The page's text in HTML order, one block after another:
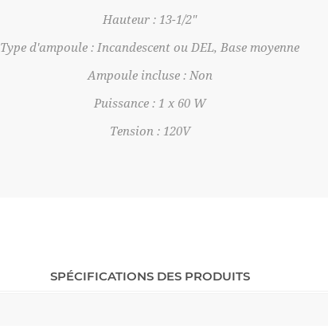
Hauteur : 13-1/2"
Type d'ampoule : Incandescent ou DEL, Base moyenne
Ampoule incluse : Non
Puissance : 1 x 60 W
Tension : 120V
SPÉCIFICATIONS DES PRODUITS